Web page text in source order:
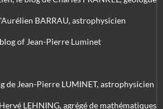
BARRAU, astrophysicien
of Jean-Pierre Luminet
de Jean-Pierre LUMINET, astrophysicien
LEHNING, agrégé de mathématiques